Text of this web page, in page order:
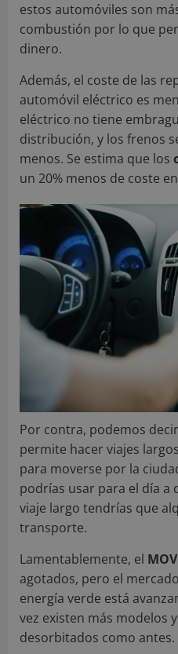
estos automóviles son
combustión por lo que
dinero.
Además, el coste de las
automóvil eléctrico es
eléctrico no tiene
distribución, y los frenos
menos. Se estima que los
un 20% menos de coste
Por contra, podemos
permite hacer viajes
para moverse por la
podrías usar para el día a
viaje largo tendrías que
transporte.
Lamentablemente, el
agotados, pero el
energía verde está
vez existen más modelos
desorbitados como antes.